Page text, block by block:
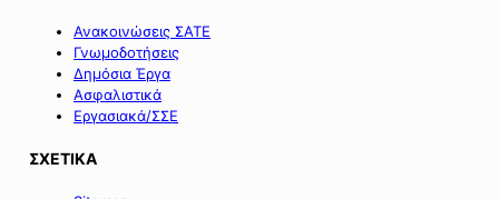
Ανακοινώσεις ΣΑΤΕ
Γνωμοδοτήσεις
Δημόσια Έργα
Ασφαλιστικά
Εργασιακά/ΣΣΕ
ΣΧΕΤΙΚΑ